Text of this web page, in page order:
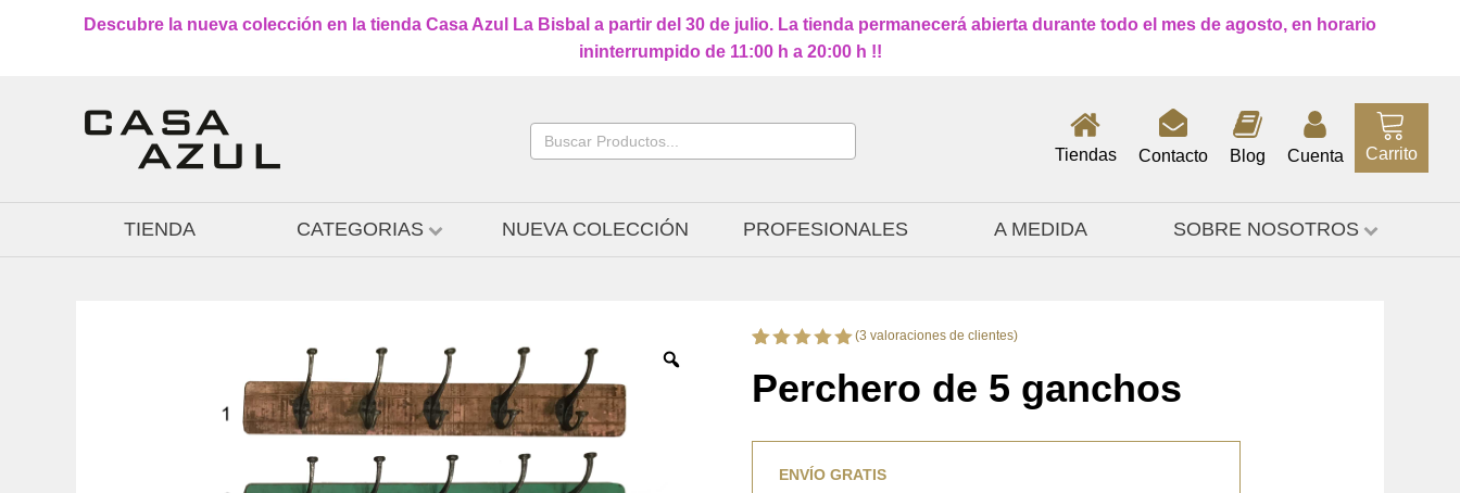
Descubre la nueva colección en la tienda Casa Azul La Bisbal a partir del 30 de julio. La tienda permanecerá abierta durante todo el mes de agosto, en horario
ininterrumpido de 11:00 h a 20:00 h !!
Buscar:
Tiendas Contacto Blog Cuenta Carrito
TIENDA CATEGORIAS NUEVA COLECCIÓN PROFESIONALES A MEDIDA SOBRE NOSOTROS
con 5.00
de 5 en
clientes
(3 valoraciones de clientes)
Perchero de 5 ganchos
ENVÍO GRATIS